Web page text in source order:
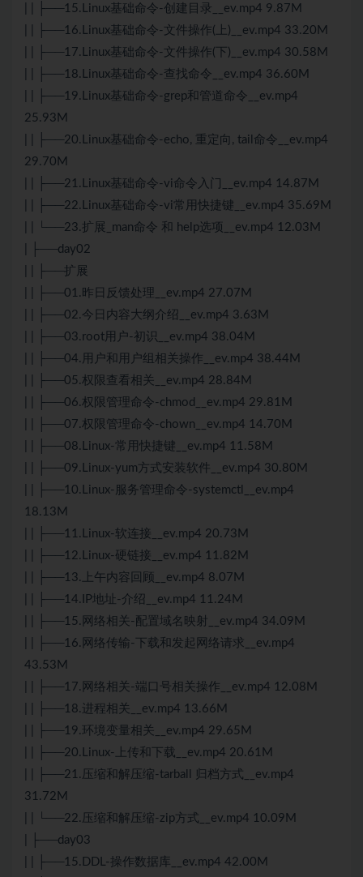
| | ├──15.Linux基础命令-创建目录__ev.mp4 9.87M
| | ├──16.Linux基础命令-文件操作(上)__ev.mp4 33.20M
| | ├──17.Linux基础命令-文件操作(下)__ev.mp4 30.58M
| | ├──18.Linux基础命令-查找命令__ev.mp4 36.60M
| | ├──19.Linux基础命令-grep和管道命令__ev.mp4
25.93M
| | ├──20.Linux基础命令-echo, 重定向, tail命令__ev.mp4
29.70M
| | ├──21.Linux基础命令-vi命令入门__ev.mp4 14.87M
| | ├──22.Linux基础命令-vi常用快捷键__ev.mp4 35.69M
| | └──23.扩展_man命令 和 help选项__ev.mp4 12.03M
| ├──day02
| | ├──扩展
| | ├──01.昨日反馈处理__ev.mp4 27.07M
| | ├──02.今日内容大纲介绍__ev.mp4 3.63M
| | ├──03.root用户-初识__ev.mp4 38.04M
| | ├──04.用户和用户组相关操作__ev.mp4 38.44M
| | ├──05.权限查看相关__ev.mp4 28.84M
| | ├──06.权限管理命令-chmod__ev.mp4 29.81M
| | ├──07.权限管理命令-chown__ev.mp4 14.70M
| | ├──08.Linux-常用快捷键__ev.mp4 11.58M
| | ├──09.Linux-yum方式安装软件__ev.mp4 30.80M
| | ├──10.Linux-服务管理命令-systemctl__ev.mp4
18.13M
| | ├──11.Linux-软连接__ev.mp4 20.73M
| | ├──12.Linux-硬链接__ev.mp4 11.82M
| | ├──13.上午内容回顾__ev.mp4 8.07M
| | ├──14.IP地址-介绍__ev.mp4 11.24M
| | ├──15.网络相关-配置域名映射__ev.mp4 34.09M
| | ├──16.网络传输-下载和发起网络请求__ev.mp4
43.53M
| | ├──17.网络相关-端口号相关操作__ev.mp4 12.08M
| | ├──18.进程相关__ev.mp4 13.66M
| | ├──19.环境变量相关__ev.mp4 29.65M
| | ├──20.Linux-上传和下载__ev.mp4 20.61M
| | ├──21.压缩和解压缩-tarball 归档方式__ev.mp4
31.72M
| | └──22.压缩和解压缩-zip方式__ev.mp4 10.09M
| ├──day03
| | ├──15.DDL-操作数据库__ev.mp4 42.00M